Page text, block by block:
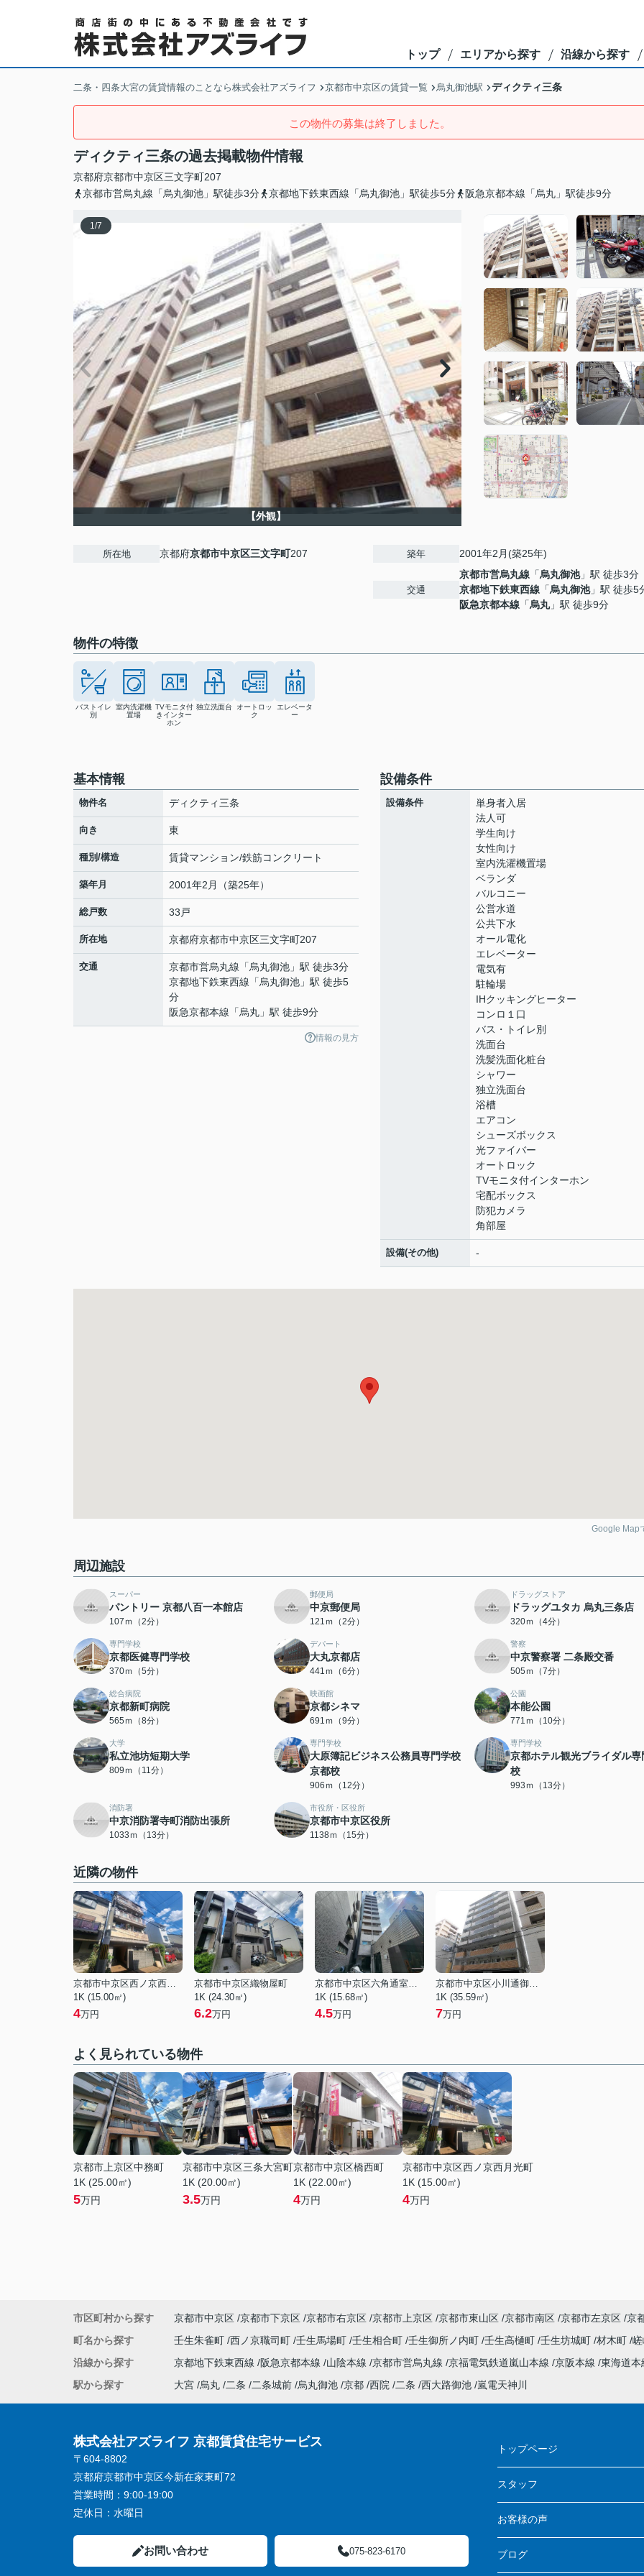
トップ エリアから探す 沿線から探す
二条・四条大宮の賃貸情報のことなら株式会社アズライフ 京都市中京区の賃貸一覧 烏丸御池駅 ディクティ三条
この物件の募集は終了しました。
ディクティ三条の過去掲載物件情報
京都府京都市中京区三文字町207
京都市営烏丸線「烏丸御池」駅徒歩3分
京都地下鉄東西線「烏丸御池」駅徒歩5分 阪急京都本線「烏丸」駅徒歩9分
1/7
【外観】
所在地 京都府京都市中京区三文字町207 築年 2001年2月(築25年)
交通
京都市営烏丸線 「烏丸御池」駅 徒歩3分
京都地下鉄東西線 「烏丸御池」駅 徒歩5
阪急京都本線 「烏丸」駅 徒歩9分
物件の特徴
バストイレ
別
室内洗濯機
置場
TVモニタ付
きインター
ホン
独立洗面台
オートロッ
ク
エレベータ
ー
基本情報
物件名 ディクティ三条
向き 東
種別/構造 賃貸マンション/鉄筋コンクリート
築年月 2001年2月（築25年）
総戸数 33戸
所在地 京都府京都市中京区三文字町207
交通 京都市営烏丸線 「烏丸御池 」駅 徒歩3分
京都地下鉄東西線 「烏丸御池 」駅 徒歩5
分
阪急京都本線 「烏丸 」駅 徒歩9分
情報の見方
設備条件
設備条件
単身者入居
法人可
学生向け
女性向け
室内洗濯機置場
ベランダ
バルコニー
公営水道
公共下水
オール電化
エレベーター
電気有
駐輪場
IHクッキングヒーター
コンロ１口
バス・トイレ別
洗面台
洗髪洗面化粧台
シャワー
独立洗面台
浴槽
エアコン
シューズボックス
光ファイバー
オートロック
TVモニタ付インターホン
宅配ボックス
防犯カメラ
角部屋
設備(その他) -
Google Map
周辺施設
スーパー
パントリー 京都八百一本館店
107ｍ（2分）
郵便局
中京郵便局
121ｍ（2分）
ドラッグストア
ドラッグユタカ 烏丸三条店
320ｍ（4分）
専門学校
京都医健専門学校
370ｍ（5分）
デパート
大丸京都店
441ｍ（6分）
警察
中京警察署 二条殿交番
505ｍ（7分）
総合病院
京都新町病院
565ｍ（8分）
映画館
京都シネマ
691ｍ（9分）
公園
本能公園
771ｍ（10分）
大学
私立池坊短期大学
809ｍ（11分）
専門学校
大原簿記ビジネス公務員専門学校
京都校
906ｍ（12分）
専門学校
京都ホテル観光ブライダル専
校
993ｍ（13分）
消防署
中京消防署寺町消防出張所
1033ｍ（13分）
市役所・区役所
京都市中京区役所
1138ｍ（15分）
近隣の物件
京都市中京区西ノ京西月光町
1K (15.00㎡)
4万円
京都市中京区織物屋町
1K (24.30㎡)
6.2万円
京都市中京区六角通室町西入玉蔵町
1K (15.68㎡)
4.5万円
京都市中京区小川通御池上る下古城町
1K (35.59㎡)
7万円
よく見られている物件
京都市上京区中務町
1K (25.00㎡)
5万円
京都市中京区三条大宮町
1K (20.00㎡)
3.5万円
京都市中京区橋西町
1K (22.00㎡)
4万円
京都市中京区西ノ京西月光町
1K (15.00㎡)
4万円
市区町村から探す 京都市中京区 京都市下京区 京都市右京区 京都市上京区 京都市東山区 京都市南区 京都市左京区 京
町名から探す
壬生朱雀町 西ノ京職司町 壬生馬場町 壬生相合町 壬生御所ノ内町 壬生高樋町 壬生坊城町 材木町
沿線から探す
京都地下鉄東西線 阪急京都本線 山陰本線 京都市営烏丸線 京福電気鉄道嵐山本線 京阪本線 東海道
駅から探す
大宮 烏丸 二条 二条城前 烏丸御池 京都 西院 二条 西大路御池 嵐電天神川
株式会社アズライフ 京都賃貸住宅サービス
〒604-8802
京都府京都市中京区今新在家東町72
営業時間： 9:00-19:00
定休日： 水曜日
お問い合わせ 075-823-6170
トップページ
スタッフ
お客様の声
ブログ